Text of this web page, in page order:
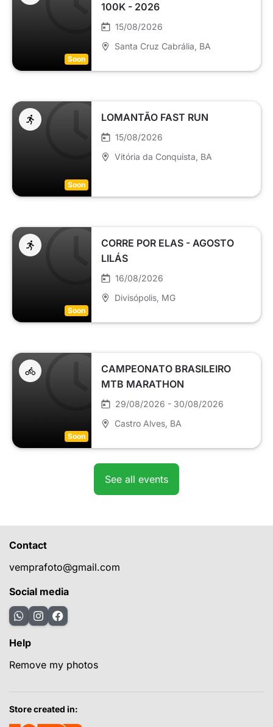
Soon
100K - 2026
15/08/2026
Santa Cruz Cabrália , BA
Soon
LOMANTÃO FAST RUN
15/08/2026
Vitória da Conquista , BA
Soon
CORRE POR ELAS - AGOSTO
LILÁS
16/08/2026
Divisópolis , MG
Soon
CAMPEONATO BRASILEIRO
MTB MARATHON
29/08/2026 - 30/08/2026
Castro Alves , BA
See all events
Contact
vemprafoto@gmail.com
Social media
Help
Remove my photos
Store created in: